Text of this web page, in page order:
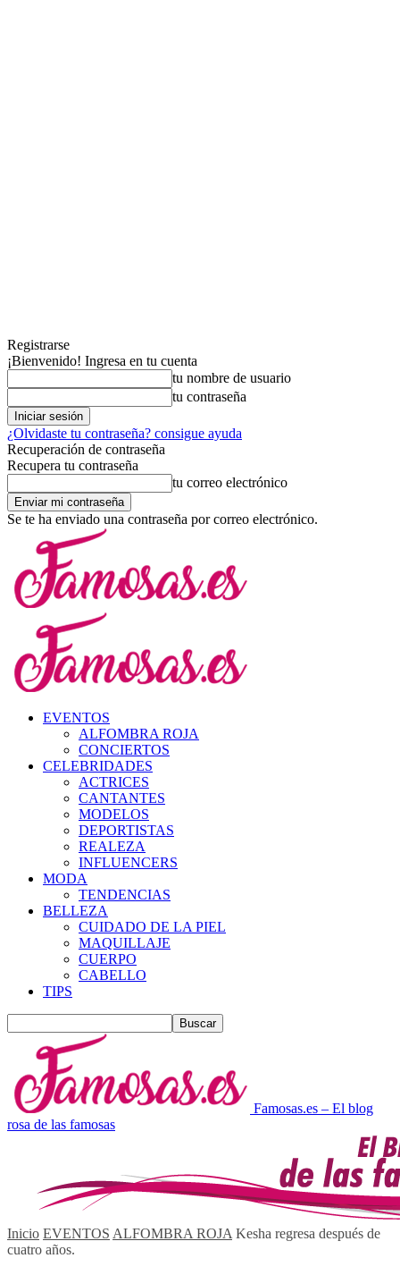
Registrarse
¡Bienvenido! Ingresa en tu cuenta
tu nombre de usuario
tu contraseña
¿Olvidaste tu contraseña? consigue ayuda
Recuperación de contraseña
Recupera tu contraseña
tu correo electrónico
Se te ha enviado una contraseña por correo electrónico.
EVENTOS
ALFOMBRA ROJA
CONCIERTOS
CELEBRIDADES
ACTRICES
CANTANTES
MODELOS
DEPORTISTAS
REALEZA
INFLUENCERS
MODA
TENDENCIAS
BELLEZA
CUIDADO DE LA PIEL
MAQUILLAJE
CUERPO
CABELLO
TIPS
Famosas.es – El blog
rosa de las famosas
Inicio EVENTOS ALFOMBRA ROJA Kesha regresa después de
cuatro años.